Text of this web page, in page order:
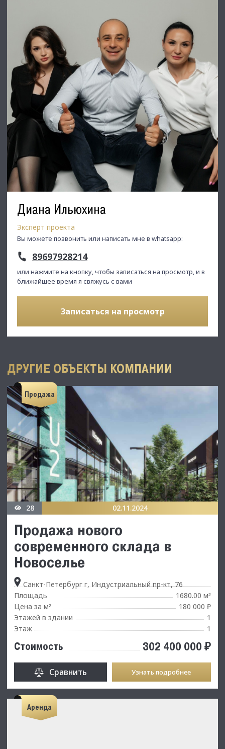
Диана Ильюхина
Эксперт проекта
Вы можете позвонить или написать мне в whatsapp:
89697928214
или нажмите на кнопку, чтобы записаться на просмотр, и в
ближайшее время я свяжусь с вами
Записаться на просмотр
⭐ Добавьте объявление в Избранное, чтобы не потерять!
С Уважением, Дмитрий.
Недвижимость Северо-Запада.
ДРУГИЕ ОБЪЕКТЫ КОМПАНИИ
Продажа
28 02.11.2024
Продажа нового
современного склада в
Новоселье
Санкт-Петербург г, Индустриальный пр-кт, 76
Площадь
1680.00 м²
Цена за м²
180 000 ₽
Этажей в здании
1
Этаж
1
Стоимость 302 400 000 ₽
Сравнить Узнать подробнее
Аренда